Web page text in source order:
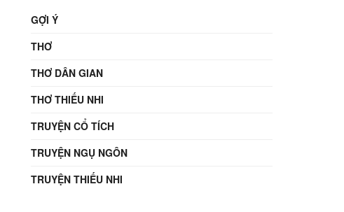
GỢI Ý
THƠ
THƠ DÂN GIAN
THƠ THIẾU NHI
TRUYỆN CỔ TÍCH
TRUYỆN NGỤ NGÔN
TRUYỆN THIẾU NHI